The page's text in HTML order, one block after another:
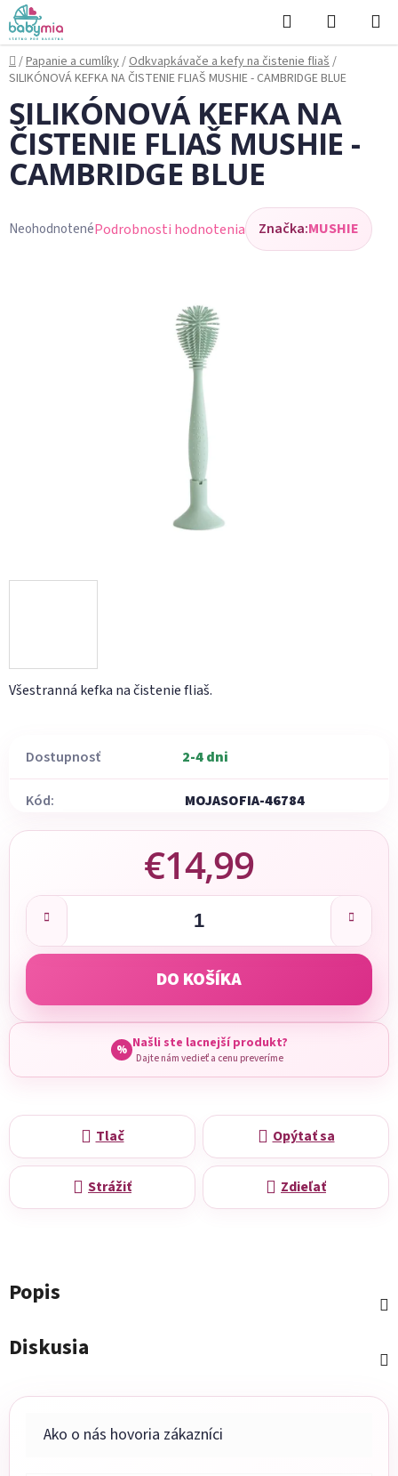
Prejsť
na
obsah
Hľadať
KOŠÍK
Domov
/Papanie a cumlíky/Odkvapkávače a kefy na čistenie fliaš/
SILIKÓNOVÁ KEFKA NA ČISTENIE FLIAŠ MUSHIE - CAMBRIDGE BLUE
Všestranná kefka na čistenie fliaš.
Dostupnosť 2-4 dni
Kód: MOJASOFIA-46784
€14,99
Jednotková cena:
DO KOŠÍKA
% Našli ste lacnejší produkt?
Dajte nám vedieť a cenu preveríme
Tlač Opýtať sa
Strážiť Zdieľať
SILIKÓNOVÁ KEFKA NA
ČISTENIE FLIAŠ MUSHIE -
CAMBRIDGE BLUE
Priemerné
NeohodnotenéPodrobnosti hodnotenia Značka:MUSHIE
Popis
Diskusia